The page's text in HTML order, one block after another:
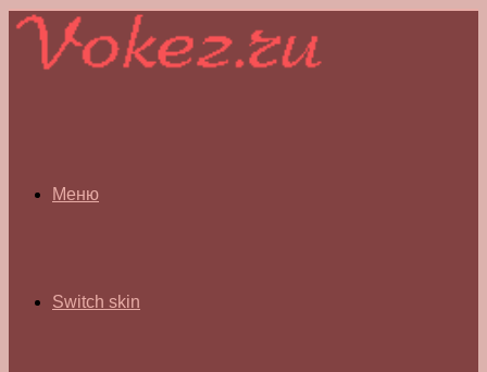
Меню
Switch skin